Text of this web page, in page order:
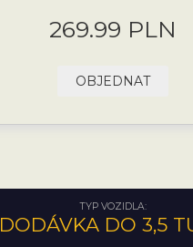
269.99 PLN
OBJEDNAT
TYP VOZIDLA:
DODÁVKA DO 3,5